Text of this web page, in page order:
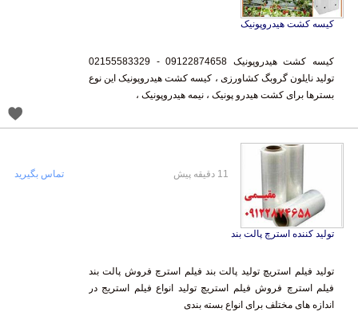
کیسه کشت هیدروپونیک
کیسه کشت هیدروپونیک 09122874658 - 02155583329
تولید نایلون گروبگ کشاورزی ، کیسه کشت هیدروپونیک این نوع
بسترها برای کشت هیدرو پونیک ، نیمه هیدروپونیک ،
تولید کننده استرچ پالت بند
تولید فیلم استریچ تولید پالت بند فیلم استرچ فروش پالت بند
فیلم استرچ فروش فیلم استریچ تولید انواع فیلم استریج در
اندازه های مختلف برای انواع بسته بندی
11 دقیقه پیش تماس بگیرید